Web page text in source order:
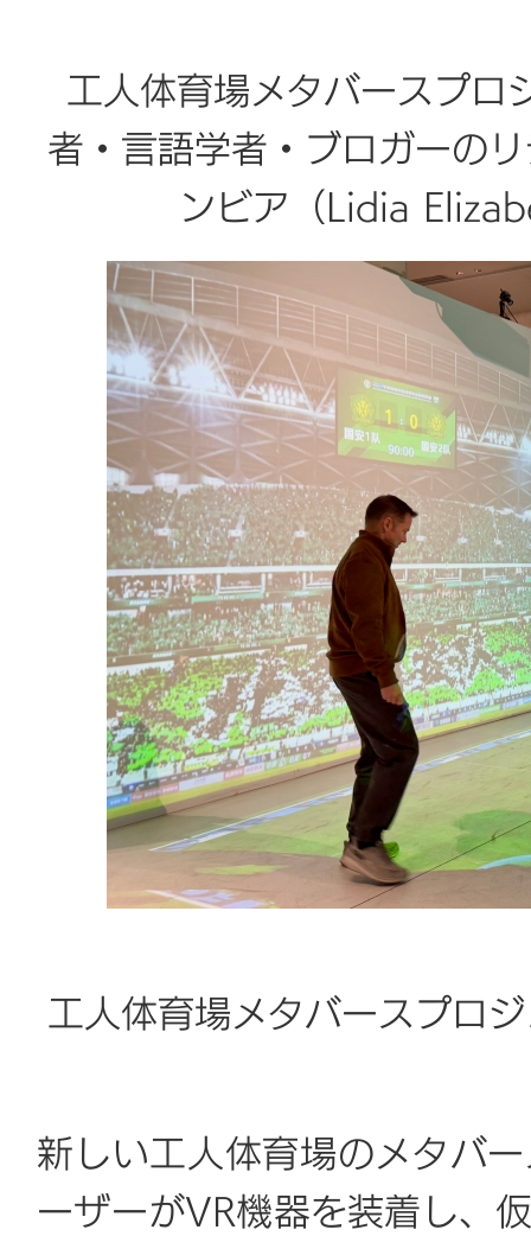
工人体育場メタバースプロ
者・言語学者・ブロガーの
ンビア（Lidia
工人体育場メタバースプロ
新しい工人体育場のメタバ
ーザーがVR機器を装着し、